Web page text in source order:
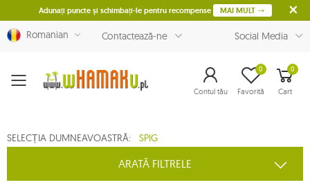
Adunați puncte și schimbați-le pentru recompense MAI MULT
Romanian Contactează-ne Social Media
Menu Contul tău Favorită
0 0
Cart
SELECȚIA DUMNEAVOASTRĂ: SPIG
ARATĂ FILTRELE